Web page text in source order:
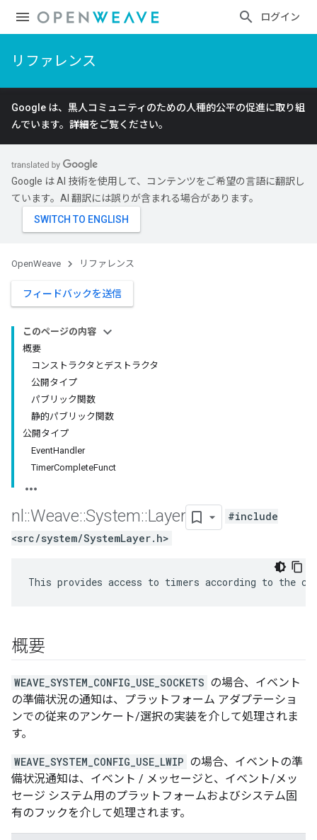
ログイン
リファレンス
Google は、黒人コミュニティのための人種的公平の促進に取り組
んでいます。 詳細をご覧ください。
Google は AI 技術を使用して、コンテンツをご希望の言語に翻訳し
ています。AI 翻訳には誤りが含まれる場合があります。
OpenWeave リファレンス
フィードバックを送信
このページの内容
概要
コンストラクタとデストラクタ
公開タイプ
パブリック関数
静的パブリック関数
公開タイプ
EventHandler
TimerCompleteFunct
nl ::Weave::System::Layer
#include
<src/system/SystemLayer.h>
This provides access to timers according to the
概要
WEAVE_SYSTEM_CONFIG_USE_SOCKETS の場合、イベント
の準備状況の通知は、プラットフォーム アダプテーショ
ンでの従来のアンケート/選択の実装を介して処理されま
す。
WEAVE_SYSTEM_CONFIG_USE_LWIP の場合、イベントの準
備状況通知は、イベント / メッセージと、イベント/メッ
セージ システム用のプラットフォームおよびシステム固
有のフックを介して処理されます。